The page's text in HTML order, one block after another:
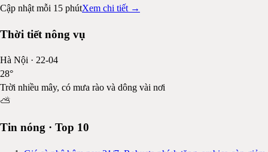
Cập nhật mỗi 15 phútXem chi tiết →
Thời tiết nông vụ
Hà Nội · 22-04
28°
Trời nhiều mây, có mưa rào và dông vài nơi
⛅
Tin nóng · Top 10